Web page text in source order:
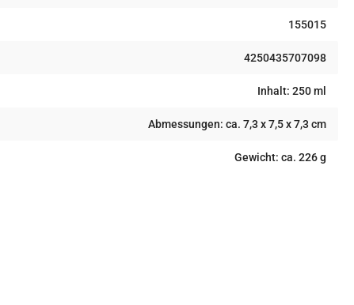
155015
4250435707098
Inhalt: 250 ml
Abmessungen: ca. 7,3 x 7,5 x 7,3 cm
Gewicht: ca. 226 g